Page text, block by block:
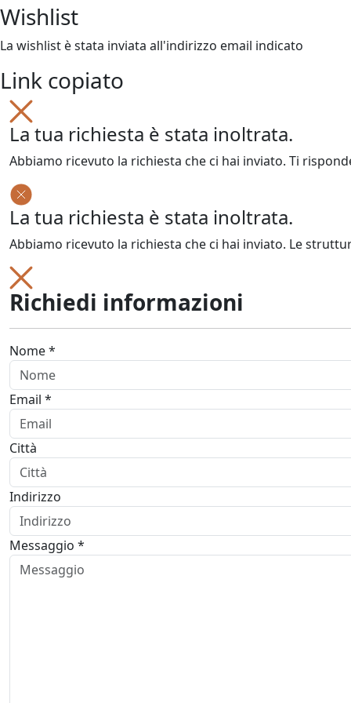
Wishlist
La wishlist è stata inviata all'indirizzo email indicato
Link copiato
La tua richiesta è stata inoltrata.
Abbiamo ricevuto la richiesta che ci hai inviato. Ti
La tua richiesta è stata inoltrata.
Abbiamo ricevuto la richiesta che ci hai inviato. Le
Richiedi informazioni
Nome *
Email *
Città
Indirizzo
Messaggio *